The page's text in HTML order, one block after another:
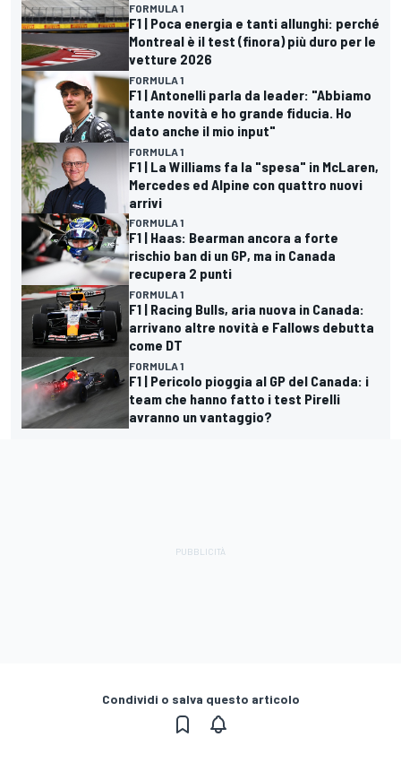
FORMULA 1
F1 | Poca energia e tanti allunghi: perché
Montreal è il test (finora) più duro per le
vetture 2026
FORMULA 1
F1 | Antonelli parla da leader: "Abbiamo
tante novità e ho grande fiducia. Ho
dato anche il mio input"
FORMULA 1
F1 | La Williams fa la "spesa" in McLaren,
Mercedes ed Alpine con quattro nuovi
arrivi
FORMULA 1
F1 | Haas: Bearman ancora a forte
rischio ban di un GP, ma in Canada
recupera 2 punti
FORMULA 1
F1 | Racing Bulls, aria nuova in Canada:
arrivano altre novità e Fallows debutta
come DT
FORMULA 1
F1 | Pericolo pioggia al GP del Canada: i
team che hanno fatto i test Pirelli
avranno un vantaggio?
Condividi o salva questo articolo